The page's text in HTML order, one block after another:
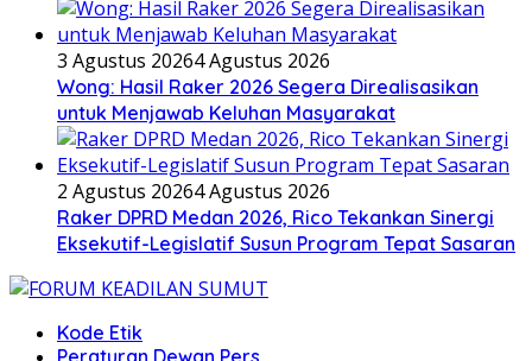
3 Agustus 20264 Agustus 2026
Wong: Hasil Raker 2026 Segera Direalisasikan
untuk Menjawab Keluhan Masyarakat
2 Agustus 20264 Agustus 2026
Raker DPRD Medan 2026, Rico Tekankan Sinergi
Eksekutif-Legislatif Susun Program Tepat Sasaran
Kode Etik
Peraturan Dewan Pers